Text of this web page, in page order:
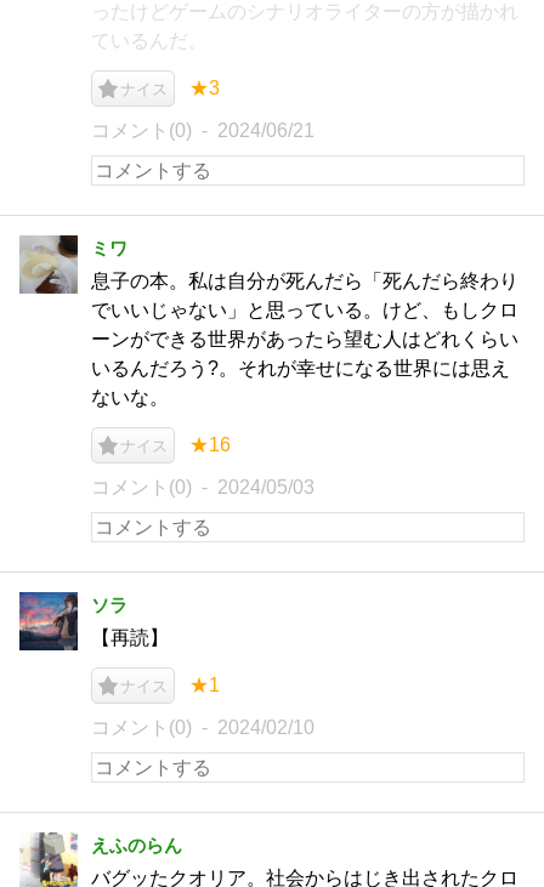
ったけどゲームのシナリオライターの方が描かれ
ているんだ。
ナイス ★3
コメント(0) 2024/06/21
ミワ
息子の本。私は自分が死んだら「死んだら終わり
でいいじゃない」と思っている。けど、もしクロ
ーンができる世界があったら望む人はどれくらい
いるんだろう?。それが幸せになる世界には思え
ないな。
ナイス ★16
コメント(0) 2024/05/03
ソラ
【再読】
ナイス ★1
コメント(0) 2024/02/10
えふのらん
バグッたクオリア。社会からはじき出されたクロ